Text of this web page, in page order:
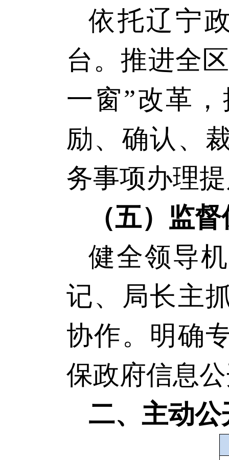
依托辽宁
台。推进全
一窗”改革
励、确认、
务事项办理
（五） 监
健全领导
记、局长主
协作。明确
保政府信息
二、主动